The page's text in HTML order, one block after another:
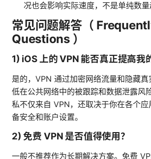
况也会影响实际速度，不是单纯数量
常见问题解答（
Questions ）
1) iOS 上的 VPN 能否真正提高我
是的，VPN 通过加密网络流量和隐藏
低在公共网络中的被跟踪和数据泄露风
私不仅来自 VPN，还取决于你在各个
备安全和账户设置。
2) 免费 VPN 是否值得使用？
一般不推荐作为长期解决方案。免费